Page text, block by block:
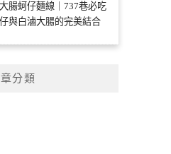
腸蚵仔麵線｜737巷必吃
與白滷大腸的完美結合
分類